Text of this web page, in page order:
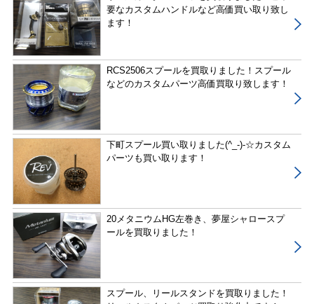
要なカスタムハンドルなど高価買い取り致し
ます！
RCS2506スプールを買取りました！スプール
などのカスタムパーツ高価買取り致します！
下町スプール買い取りました(^_-)-☆カスタム
パーツも買い取ります！
20メタニウムHG左巻き、夢屋シャロースプ
ールを買取りました！
スプール、リールスタンドを買取りました！